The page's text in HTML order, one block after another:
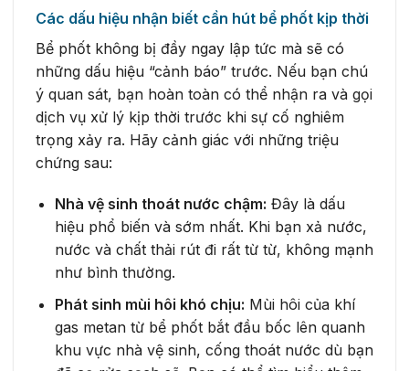
Các dấu hiệu nhận biết cần hút bể phốt kịp thời
Bể phốt không bị đầy ngay lập tức mà sẽ có
những dấu hiệu “cảnh báo” trước. Nếu bạn chú
ý quan sát, bạn hoàn toàn có thể nhận ra và gọi
dịch vụ xử lý kịp thời trước khi sự cố nghiêm
trọng xảy ra. Hãy cảnh giác với những triệu
chứng sau:
Nhà vệ sinh thoát nước chậm: Đây là dấu
hiệu phổ biến và sớm nhất. Khi bạn xả nước,
nước và chất thải rút đi rất từ từ, không mạnh
như bình thường.
Phát sinh mùi hôi khó chịu: Mùi hôi của khí
gas metan từ bể phốt bắt đầu bốc lên quanh
khu vực nhà vệ sinh, cống thoát nước dù bạn